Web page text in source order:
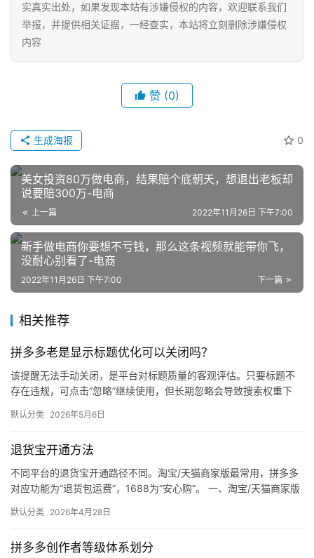
店
运
营
跨
境
电
媒
体
社
登录
实真实出处，如果发现本站有涉嫌侵权的内容，欢迎联系我们
举报，并提供相关证据，一经查实，本站将立刻删除涉嫌侵权
内容
赞 (0)
0
生成海报
美女投资80万做电商，结果赔个底朝天，想退出老板却
说要赔300万-电商
上一篇 2022年11月26日 下午7:00
新手做电商你要想不亏钱，那么这条视频就能带你飞，
没耐心别看了-电商
下一篇
2022年11月26日 下午7:00
相关推荐
拼多多老是显示标题优化可以关闭吗？
该提醒无法手动关闭，是平台对标题质量的客观评估。只要标题不
存在违规，可点击“忽略”继续使用，但长期忽略会导致搜索权重下
默认分类 2026年5月6日
退货宝开通方法
不同平台的退货宝开通路径不同。淘宝/天猫商家版最常用，拼多多
对应功能为“退货包运费”，1688为“安心购”。 一、淘宝/天猫商家版
默认分类 2026年4月28日
拼多多创作者等级体系划分